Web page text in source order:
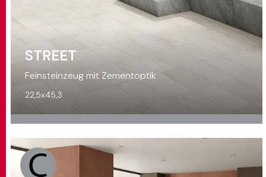
STREET
Feinsteinzeug mit Zementoptik
22,5x45,3